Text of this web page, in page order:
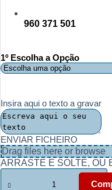
960 371 501
1º Escolha a Opção
Insira aqui o texto a gravar
ENVIAR FICHEIRO
Drag files here or browse
ARRASTE E SOLTE, OU
Quantidade
de